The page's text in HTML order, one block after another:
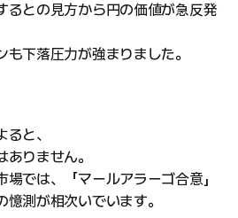
るとの見方から円の価値が急反発
下落圧力が強まりました。
と、
りません。
では、「マールアラーゴ合意」
測が相次いでいます。